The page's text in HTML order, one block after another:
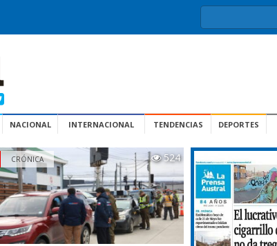
NACIONAL INTERNACIONAL TENDENCIAS DEPORTES
CRÓNICA 524